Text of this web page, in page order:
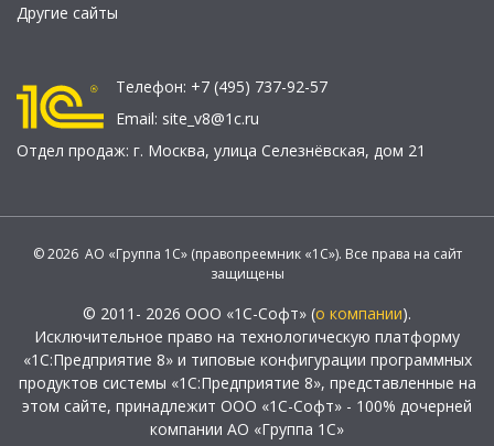
Другие сайты
Телефон: +7 (495) 737-92-57
Email: site_v8@1c.ru
Отдел продаж: г. Москва, улица Селезнёвская, дом 21
© 2026 АО «Группа 1С» (правопреемник «1С»). Все права на сайт
защищены
© 2011- 2026 ООО «1С-Софт» (о компании).
Исключительное право на технологическую платформу
«1С:Предприятие 8» и типовые конфигурации программных
продуктов системы «1С:Предприятие 8», представленные на
этом сайте, принадлежит ООО «1С-Софт» - 100% дочерней
компании АО «Группа 1С»